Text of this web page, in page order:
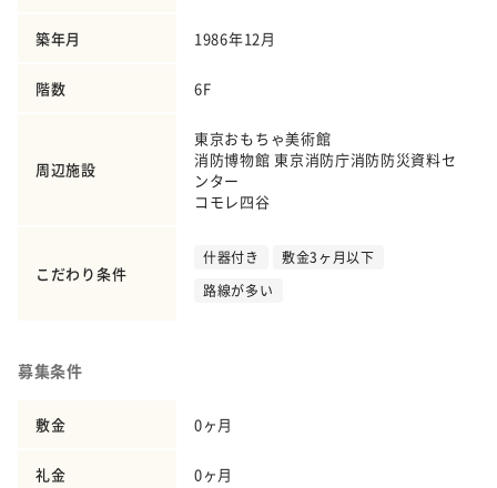
築年月 1986年12月
階数 6F
周辺施設
東京おもちゃ美術館
消防博物館 東京消防庁消防防災資料セ
ンター
コモレ四谷
こだわり条件
什器付き
敷金3ヶ月以下
路線が多い
募集条件
敷金 0ヶ月
礼金 0ヶ月